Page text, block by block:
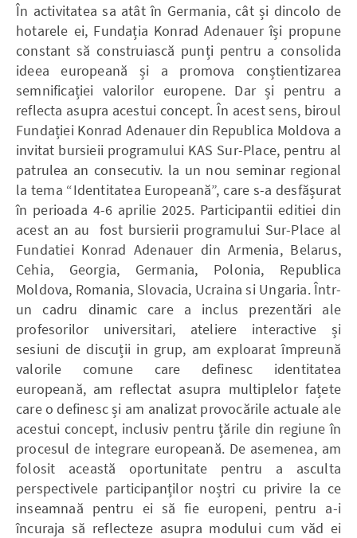
În activitatea sa atât în Germania, cât și dincolo de
hotarele ei, Fundația Konrad Adenauer își propune
constant să construiască punți pentru a consolida
ideea europeană și a promova conștientizarea
semnificației valorilor europene. Dar și pentru a
reflecta asupra acestui concept. În acest sens, biroul
Fundației Konrad Adenauer din Republica Moldova a
invitat bursieii programului KAS Sur-Place, pentru al
patrulea an consecutiv. la un nou seminar regional
la tema “Identitatea Europeană”, care s-a desfășurat
în perioada 4-6 aprilie 2025. Participantii editiei din
acest an au fost bursierii programului Sur-Place al
Fundatiei Konrad Adenauer din Armenia, Belarus,
Cehia, Georgia, Germania, Polonia, Republica
Moldova, Romania, Slovacia, Ucraina si Ungaria. Într-
un cadru dinamic care a inclus prezentări ale
profesorilor universitari, ateliere interactive și
sesiuni de discuții in grup, am exploarat împreună
valorile comune care definesc identitatea
europeană, am reflectat asupra multiplelor fațete
care o definesc și am analizat provocările actuale ale
acestui concept, inclusiv pentru țările din regiune în
procesul de integrare europeană. De asemenea, am
folosit această oportunitate pentru a asculta
perspectivele participanților noștri cu privire la ce
inseamnaă pentru ei să fie europeni, pentru a-i
încuraja să reflecteze asupra modului cum văd ei